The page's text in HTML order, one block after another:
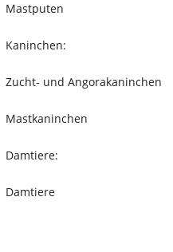
Mastputen
Kaninchen:
Zucht- und Angorakaninchen
Mastkaninchen
Damtiere:
Damtiere